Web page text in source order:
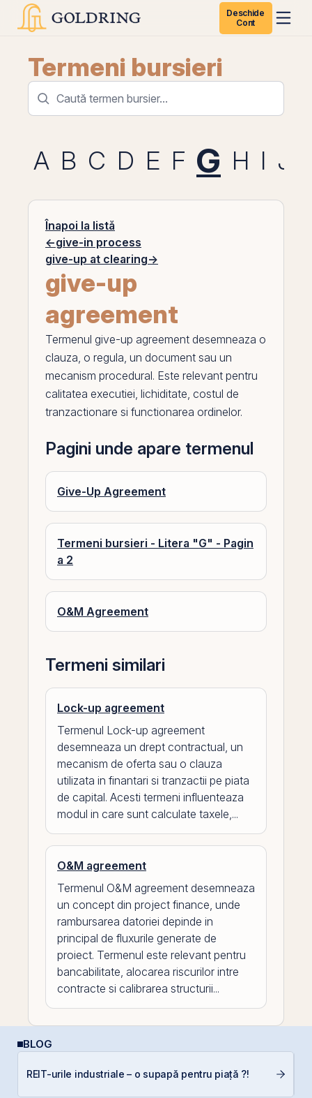
Deschide
Cont
Termeni bursieri
A B C D E F G H I J
Înapoi la listă
←give-in process
give-up at clearing→
give-up
agreement
Termenul give-up agreement desemneaza o
clauza, o regula, un document sau un
mecanism procedural. Este relevant pentru
calitatea executiei, lichiditate, costul de
tranzactionare si functionarea ordinelor.
Pagini unde apare termenul
Give-Up Agreement
Termeni bursieri - Litera "G" - Pagin
a 2
O&M Agreement
Termeni similari
Lock-up agreement
Termenul Lock-up agreement
desemneaza un drept contractual, un
mecanism de oferta sau o clauza
utilizata in finantari si tranzactii pe piata
de capital. Acesti termeni influenteaza
modul in care sunt calculate taxele,...
O&M agreement
Termenul O&M agreement desemneaza
un concept din project finance, unde
rambursarea datoriei depinde in
principal de fluxurile generate de
proiect. Termenul este relevant pentru
bancabilitate, alocarea riscurilor intre
contracte si calibrarea structurii...
BLOG
REIT-urile industriale – o supapă pentru piață ?!